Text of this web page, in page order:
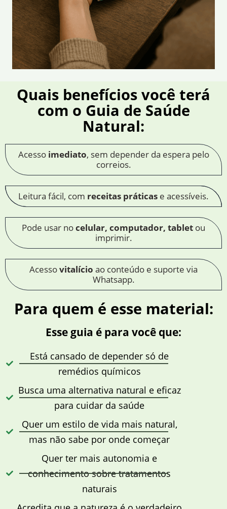
Quais benefícios você terá
com o Guia de Saúde
Natural:
Acesso imediato, sem depender da espera pelo
correios.
Leitura fácil, com receitas práticas e acessíveis.
Pode usar nocelular, computador, tablet ou
imprimir.
Acessovitalício ao conteúdo e suporte via
Whatsapp.
Para quem é esse material:
Esse guia é para você que:
Está cansado de depender só de
remédios químicos
Busca uma alternativa natural e eficaz
para cuidar da saúde
Quer um estilo de vida mais natural,
mas não sabe por onde começar
Quer ter mais autonomia e
conhecimento sobre tratamentos
naturais